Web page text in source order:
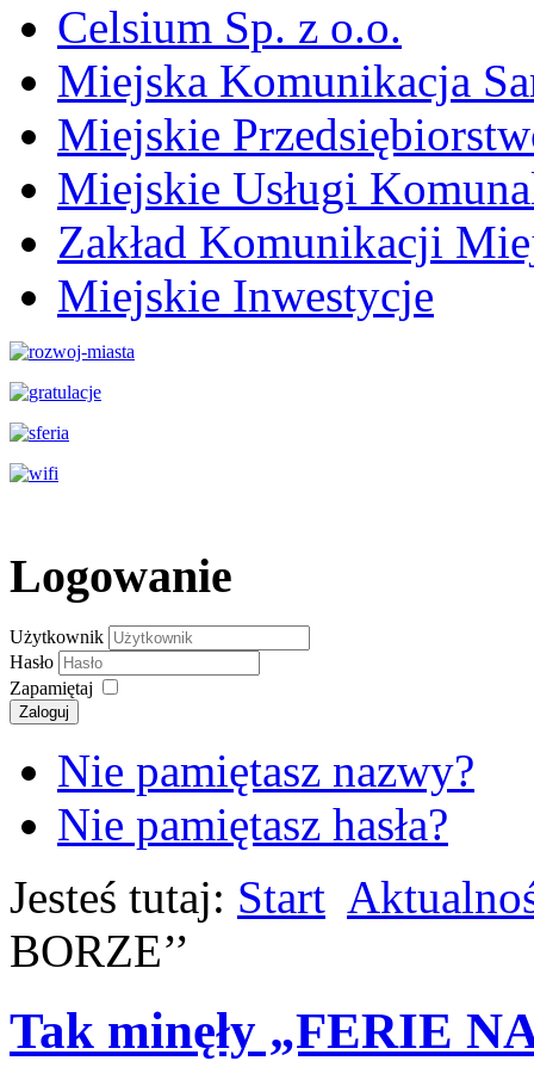
Celsium Sp. z o.o.
Miejska Komunikacja
Miejskie
Miejskie Usługi
Zakład Komunikacji
Miejskie Inwestycje
Logowanie
Użytkownik
Hasło
Zapamiętaj
Zaloguj
Nie pamiętasz nazwy?
Nie pamiętasz hasła?
Jesteś tutaj: Start
BORZE’’
Tak minęły „FERIE